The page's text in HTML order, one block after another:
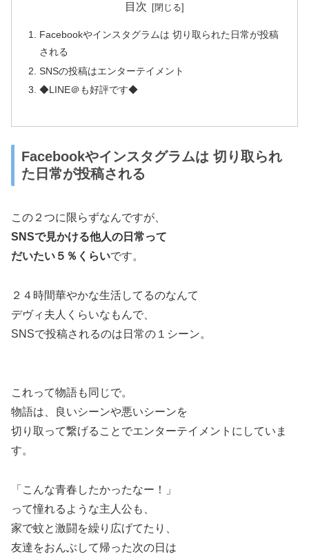
目次
Facebookやインスタグラムは 切り取られた日常が投稿
される
SNSの投稿はエンターテイメント
◆LINE＠も好評です◆
Facebookやインスタグラムは 切り取られ
た日常が投稿される
この２つに限らずなんですが、
SNSで見かける他人の日常って
だいたい５％くらいです。
２４時間華やかな生活してるのなんて
デヴィ夫人くらいなもんで、
SNSで投稿されるのは日常の１シーン。
これって物語も同じで。
物語は、良いシーンや悪いシーンを
切り取って繋げることでエンターテイメントにしていま
す。
「こんな青春したかったなー！」
って憧れるような主人公も、
家で蚊と激闘を繰り広げてたり、
友達をおんぶして帰った次の日は